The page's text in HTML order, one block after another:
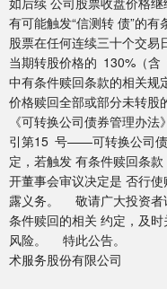
有可能触发“信测转 债”的
股票在任何连续三十个交易
当期转股价格的 130%（含
中有条件赎回条款的相关规
价格赎回全部或部分未转
《可转换公司债券管理办
引第15 号——可转换公司债
定，若触发 有条件赎回条
开董事会审议决定是 否行
露义务。 敬请广大投资者
条件赎回的相关 约定，及
风险。 特此
术服务股份有限公司
董